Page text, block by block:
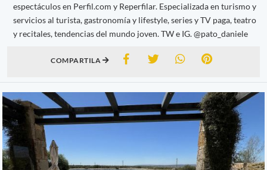
espectáculos en Perfil.com y Reperfilar. Especializada en turismo y
servicios al turista, gastronomía y lifestyle, series y TV paga, teatro
y recitales, tendencias del mundo joven. TW e IG. @pato_daniele
COMPARTILA